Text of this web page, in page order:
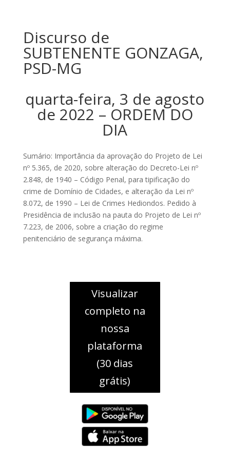
Discurso de
SUBTENENTE GONZAGA,
PSD-MG
quarta-feira, 3 de agosto
de 2022 – ORDEM DO
DIA
Sumário: Importância da aprovação do Projeto de Lei
nº 5.365, de 2020, sobre alteração do Decreto-Lei nº
2.848, de 1940 – Código Penal, para tipificação do
crime de Domínio de Cidades, e alteração da Lei nº
8.072, de 1990 – Lei de Crimes Hediondos. Pedido à
Presidência de inclusão na pauta do Projeto de Lei nº
7.223, de 2006, sobre a criação do regime
penitenciário de segurança máxima.
Visualizar
completo na
nossa
plataforma
(30 dias
grátis)